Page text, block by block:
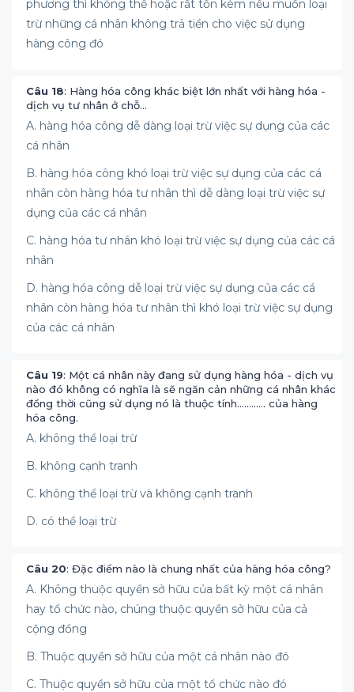
phương thì không thể hoặc rất tốn kém nếu muốn loại
trừ những cá nhân không trả tiền cho việc sử dụng
hàng công đó
Câu 18: Hàng hóa công khác biệt lớn nhất với hàng hóa -
dịch vụ tư nhân ở chỗ…
A. hàng hóa công dễ dàng loại trừ việc sự dụng của các
cá nhân
B. hàng hóa công khó loại trừ việc sự dụng của các cá
nhân còn hàng hóa tư nhân thì dễ dàng loại trừ việc sự
dụng của các cá nhân
C. hàng hóa tư nhân khó loại trừ việc sự dụng của các cá
nhân
D. hàng hóa công dễ loại trừ việc sự dụng của các cá
nhân còn hàng hóa tư nhân thì khó loại trừ việc sự dụng
của các cá nhân
Câu 19: Một cá nhân này đang sử dụng hàng hóa - dịch vụ
nào đó không có nghĩa là sẽ ngăn cản những cá nhân khác
đồng thời cũng sử dụng nó là thuộc tính………… của hàng
hóa công.
A. không thể loại trừ
B. không cạnh tranh
C. không thể loại trừ và không cạnh tranh
D. có thể loại trừ
Câu 20: Đặc điểm nào là chung nhất của hàng hóa công?
A. Không thuộc quyền sở hữu của bất kỳ một cá nhân
hay tổ chức nào, chúng thuộc quyền sở hữu của cả
cộng đồng
B. Thuộc quyền sở hữu của một cá nhân nào đó
C. Thuộc quyền sở hữu của một tổ chức nào đó